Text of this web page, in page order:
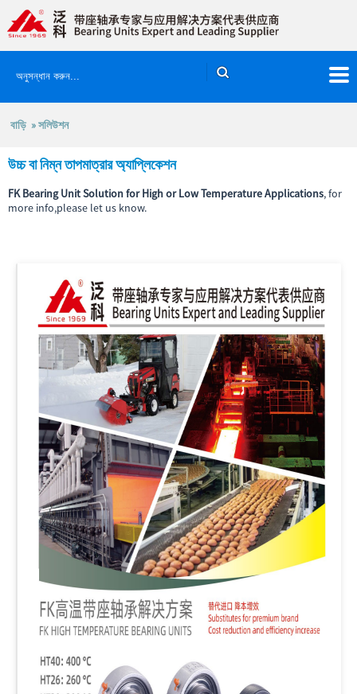
বাড়ি »সলিউশন
উচ্চ বা নিম্ন তাপমাত্রার অ্যাপ্লিকেশন
FK Bearing Unit Solution for High or Low Temperature Applications, for
more info,please let us know.